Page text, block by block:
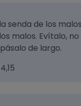
senda de los
malos. Evítalo,
de largo.